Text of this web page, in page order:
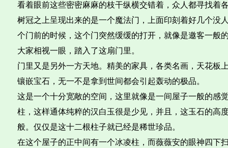
看着眼前这些密密麻麻的枝干纵横交错着，众人都寻找着
树冠之上呈现出来的是一个魔法门，上面印刻着好几个没
个门前的时候，这个门突然缓缓的打开，就像是邀客一般
大家相视一眼，踏入了这扇门里。
门里又是另外一方天地。精美的家具，各类名画，天花板
镶嵌宝石，无一不是拿到世间都会引起轰动的极品。
这是一个十分宽敞的空间，这里就像是一间屋子一般的感
柱，这样通体纯粹的汉白玉很是少见，并且，这玉石的高
般。仅仅是这十二根柱子就已经是稀世珍品。
在这个屋子的正中间有一个冰凌柱，而薇薇安的眼神四下